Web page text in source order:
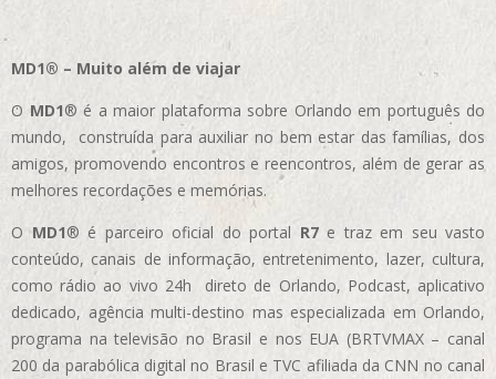
MD1® – Muito além de viajar
O MD1® é a maior plataforma sobre Orlando em português do
mundo, construída para auxiliar no bem estar das famílias, dos
amigos, promovendo encontros e reencontros, além de gerar as
melhores recordações e memórias.
OMD1® é parceiro oficial do portal R7e traz em seu vasto
conteúdo, canais de informação, entretenimento, lazer, cultura,
como rádio ao vivo 24h direto de Orlando, Podcast, aplicativo
dedicado, agência multi-destino mas especializada em Orlando,
programa na televisão no Brasil e nos EUA (BRTVMAX – canal
200 da parabólica digital no Brasil e TVC afiliada da CNN no canal